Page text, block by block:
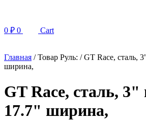
0 ₽ 0 Cart
Главная / Товар Руль: / GT Race, сталь,
ширина,
GT Race, сталь, 3"
17.7" ширина,